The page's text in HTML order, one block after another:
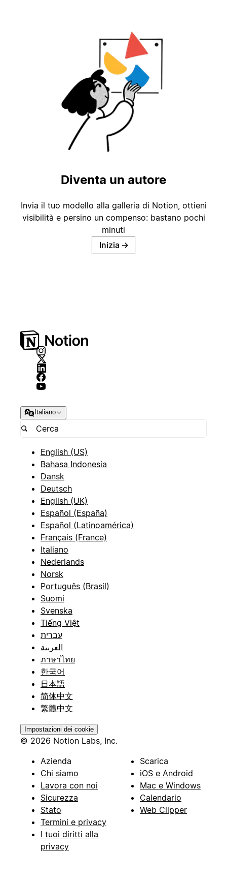
Diventa un autore
Invia il tuo modello alla galleria di Notion, ottieni
visibilità e persino un compenso: bastano pochi
minuti
Inizia →
Italiano
English (US)
Bahasa Indonesia
Dansk
Deutsch
English (UK)
Español (España)
Español (Latinoamérica)
Français (France)
Italiano
Nederlands
Norsk
Português (Brasil)
Suomi
Svenska
Tiếng Việt
עברית
العربية
ภาษาไทย
한국어
日本語
简体中文
繁體中文
Impostazioni dei cookie
© 2026 Notion Labs, Inc.
Azienda
Chi siamo
Lavora con noi
Sicurezza
Stato
Termini e privacy
I tuoi diritti alla
privacy
Scarica
iOS e Android
Mac e Windows
Calendario
Web Clipper